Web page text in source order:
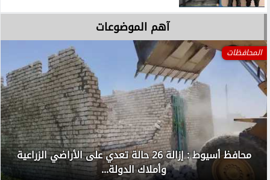
آهم الموضوعات
المحافظات
محافظ أسيوط : إزالة 26 حالة تعدي على الأراضي الزراعية
وأملاك الدولة...